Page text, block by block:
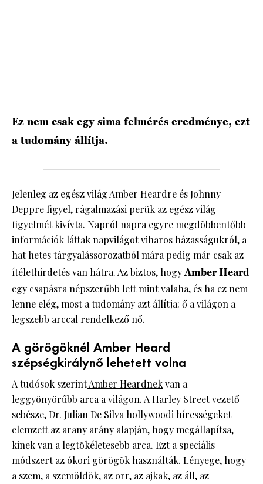
Ez nem csak egy sima felmérés eredménye, ezt
a tudomány állítja.
Jelenleg az egész világ Amber Heardre és Johnny
Deppre figyel, rágalmazási perük az egész világ
figyelmét kivívta. Napról napra egyre megdöbbentőbb
információk láttak napvilágot viharos házasságukról, a
hat hetes tárgyalássorozatból mára pedig már csak az
ítélethirdetés van hátra. Az biztos, hogyAmber Heard
egy csapásra népszerűbb lett mint valaha, és ha ez nem
lenne elég, most a tudomány azt állítja: ő a világon a
legszebb arccal rendelkező nő.
A görögöknél Amber Heard
szépségkirálynő lehetett volna
A tudósok szerintAmber Heardnekvan a
leggyönyörűbb arca a világon. A Harley Street vezető
sebésze, Dr. Julian De Silva hollywoodi hírességeket
elemzett az arany arány alapján, hogy megállapítsa,
kinek van a legtökéletesebb arca. Ezt a speciális
módszert az ókori görögök használták. Lényege, hogy
a szem, a szemöldök, az orr, az ajkak, az áll, az